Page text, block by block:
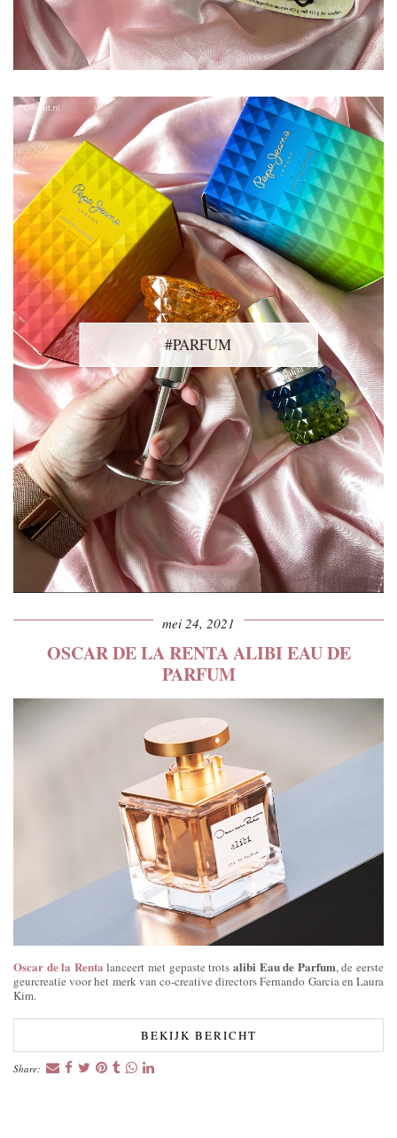
#PARFUM
mei 24, 2021
OSCAR DE LA RENTA ALIBI EAU DE
PARFUM
Oscar de la Renta lanceert met gepaste trots alibi Eau de Parfum, de eerste
geurcreatie voor het merk van co-creative directors Fernando Garcia en Laura
Kim.
BEKIJK BERICHT
Share: